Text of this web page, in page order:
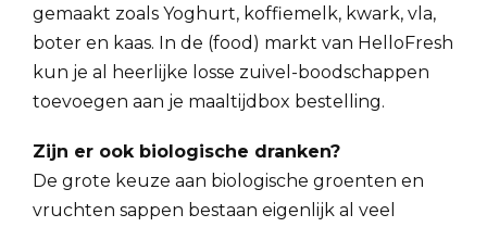
gemaakt zoals Yoghurt, koffiemelk, kwark, vla,
boter en kaas. In de (food) markt van HelloFresh
kun je al heerlijke losse zuivel-boodschappen
toevoegen aan je maaltijdbox bestelling.
Zijn er ook biologische dranken?
De grote keuze aan biologische groenten en
vruchten sappen bestaan eigenlijk al veel